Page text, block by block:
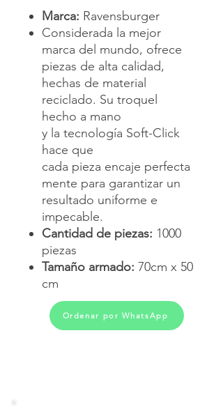
Marca: Ravensburger
Considerada la mejor
marca del mundo, ofrece
piezas de alta calidad,
hechas de material
reciclado. Su troquel
hecho a mano
y la tecnología Soft-Click
hace que
cada pieza encaje perfecta
mente para garantizar un
resultado uniforme e
impecable.
Cantidad de piezas: 1000
piezas
Tamaño armado: 70cm x 50
cm
Ordenar por WhatsApp